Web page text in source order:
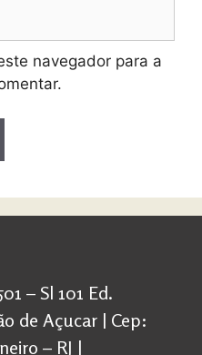
navegador para a
– Sl 101 Ed.
de Açucar | Cep:
– RJ |